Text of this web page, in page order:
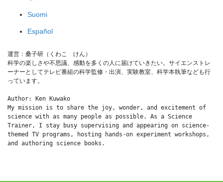
Suomi
Español
運営：桑子研（くわこ　けん）
科学の楽しさや不思議、感動を多くの人に届けていきたい。サイエンストレ
ーナーとしてテレビ番組の科学監修・出演、実験教室、科学本執筆なども行
っています。
Author: Ken Kuwako
My mission is to share the joy, wonder, and excitement of
science with as many people as possible. As a Science
Trainer, I stay busy supervising and appearing on science-
themed TV programs, hosting hands-on experiment workshops,
and authoring science books.